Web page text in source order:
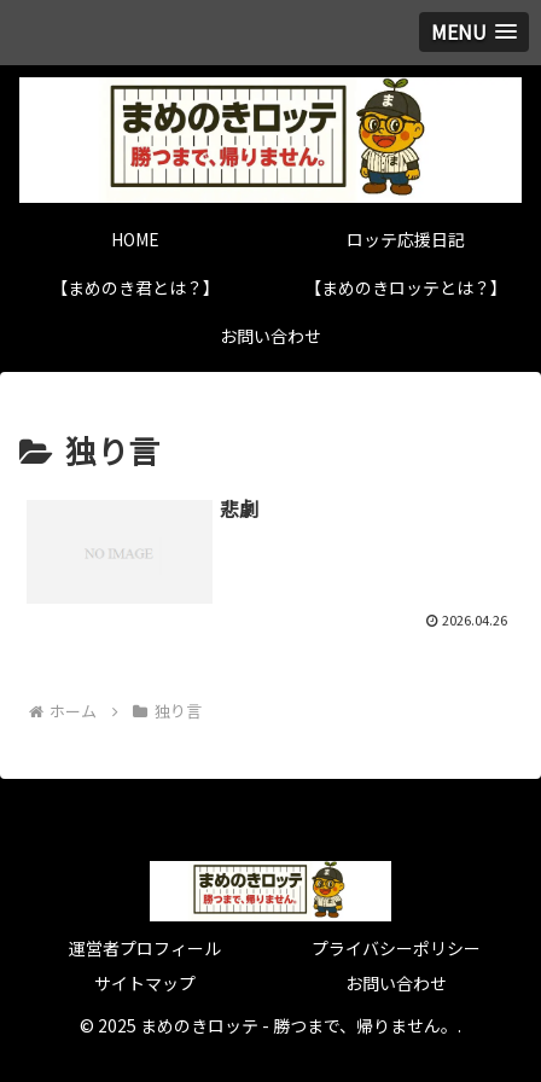
MENU
HOME
ロッテ応援日記
【まめのき君とは？】
【まめのきロッテとは？】
お問い合わせ
独り言
悲劇
2026.04.26
ホーム 独り言
運営者プロフィール
プライバシーポリシー
サイトマップ
お問い合わせ
© 2025 まめのきロッテ - 勝つまで、帰りません。.